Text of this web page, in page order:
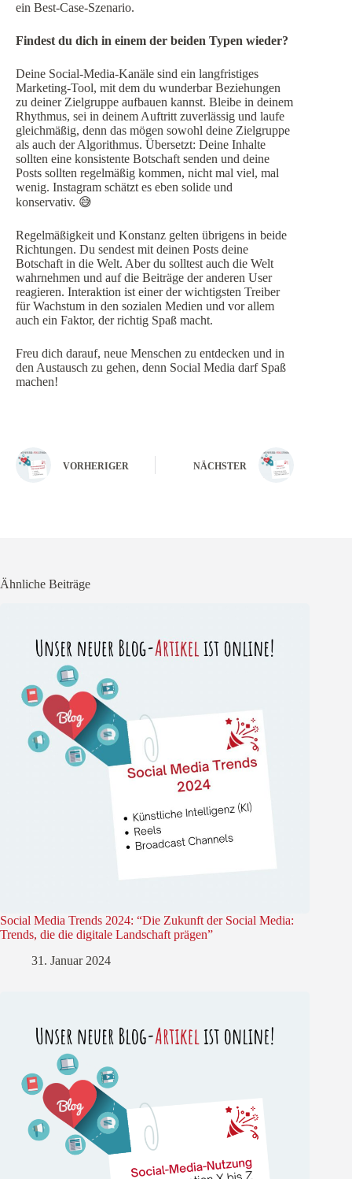
ein Best-Case-Szenario.
Findest du dich in einem der beiden Typen wieder?
Deine Social-Media-Kanäle sind ein langfristiges
Marketing-Tool, mit dem du wunderbar Beziehungen
zu deiner Zielgruppe aufbauen kannst. Bleibe in deinem
Rhythmus, sei in deinem Auftritt zuverlässig und laufe
gleichmäßig, denn das mögen sowohl deine Zielgruppe
als auch der Algorithmus. Übersetzt: Deine Inhalte
sollten eine konsistente Botschaft senden und deine
Posts sollten regelmäßig kommen, nicht mal viel, mal
wenig. Instagram schätzt es eben solide und
konservativ. 😅
Regelmäßigkeit und Konstanz gelten übrigens in beide
Richtungen. Du sendest mit deinen Posts deine
Botschaft in die Welt. Aber du solltest auch die Welt
wahrnehmen und auf die Beiträge der anderen User
reagieren. Interaktion ist einer der wichtigsten Treiber
für Wachstum in den sozialen Medien und vor allem
auch ein Faktor, der richtig Spaß macht.
Freu dich darauf, neue Menschen zu entdecken und in
den Austausch zu gehen, denn Social Media darf Spaß
machen!
VORHERIGER NÄCHSTER
Ähnliche Beiträge
Social Media Trends 2024: “Die Zukunft der Social Media:
Trends, die die digitale Landschaft prägen”
31. Januar 2024